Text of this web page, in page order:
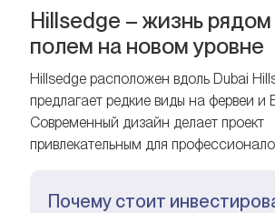
Hillsedge – жизнь рядом
полем на новом уровне
Hillsedge расположен вдоль Dubai
предлагает редкие виды на фервеи и
Современный дизайн делает проект
привлекательным для
Почему стоит